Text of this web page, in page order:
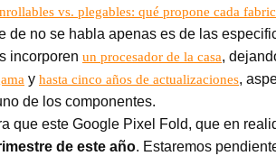
vs. plegables: qué propone cada
de no se habla apenas es de las
incorporen un procesador de la casa,
y hasta cinco años de actualizaciones,
de los componentes.
que este Google Pixel Fold, que en
de este año. Estaremos